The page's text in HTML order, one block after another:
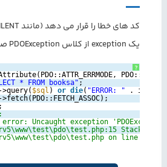
یک exception از کلاس PDOException صادر می شود.
?
* FROM booksa" ;‎
$sql ) or die( "ERROR: "
.
Uncaught exception
Stack
on line 15‎